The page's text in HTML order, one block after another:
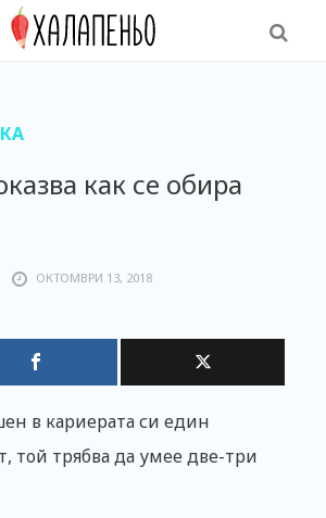
как се обира
ОКТОМВРИ 13, 2018
в кариерата си един
той трябва да умее две-три